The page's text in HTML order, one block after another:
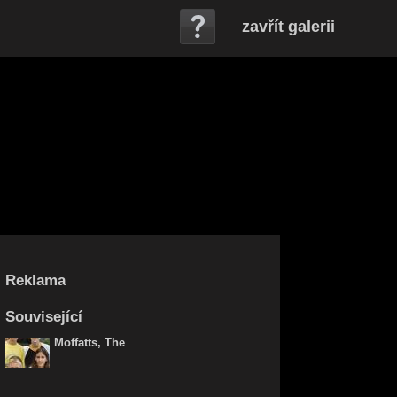
zavřít galerii
Reklama
Související
Moffatts, The